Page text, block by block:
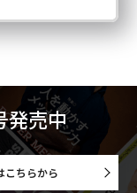
発売中
こちらから